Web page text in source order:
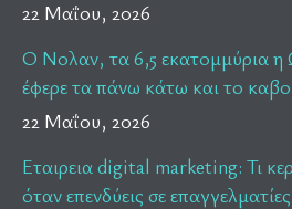
22 Μαΐου, 2026
Ο Νολαν, τα 6,5 εκατομμύρια η
έφερε τα πάνω κάτω και το
22 Μαΐου, 2026
Εταιρεια digital marketing: Τι
όταν επενδύεις σε